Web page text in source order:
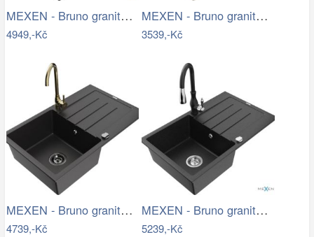
MEXEN - Bruno granitový dřez 1 s…
4949,-Kč
MEXEN - Bruno granitový dřez s…
3539,-Kč
MEXEN - Bruno granitový dřez s…
4739,-Kč
MEXEN - Bruno granitový dřez 1 s…
5239,-Kč